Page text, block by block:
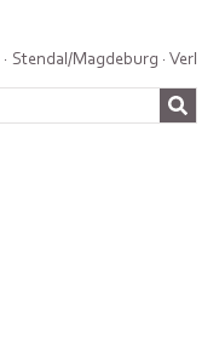
· Stendal/Magdeburg · Verl